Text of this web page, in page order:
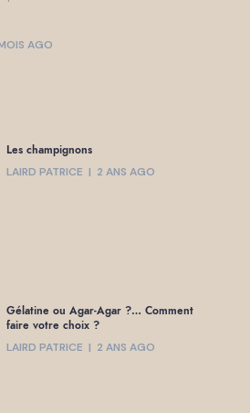
AGO
Les champignons
LAIRD PATRICE
2 ANS AGO
Gélatine ou Agar-Agar ?… Comment
faire votre choix ?
LAIRD PATRICE
2 ANS AGO